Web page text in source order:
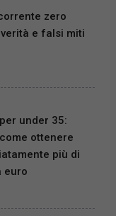
zero
e falsi miti
under 35:
ottenere
più di
euro